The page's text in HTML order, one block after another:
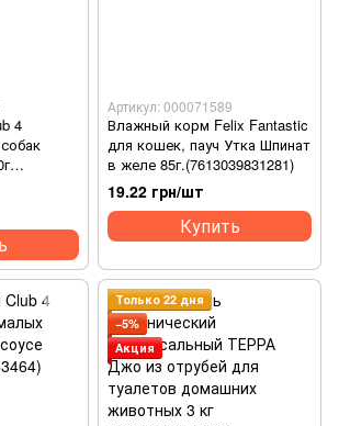
4
Артикул: 000071589
Влажный корм Felix Fantastic
для кошек, пауч Утка Шпинат
в желе 85г.(7613039831281)
19.22 грн/шт
Купить
Только 22 дня
−5%
Акция